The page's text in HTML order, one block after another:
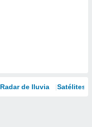
Radar de lluvia Satélites